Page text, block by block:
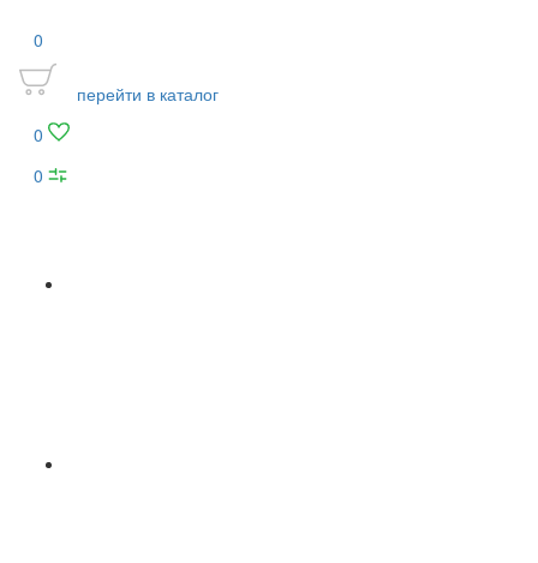
0
перейти в каталог
0
0